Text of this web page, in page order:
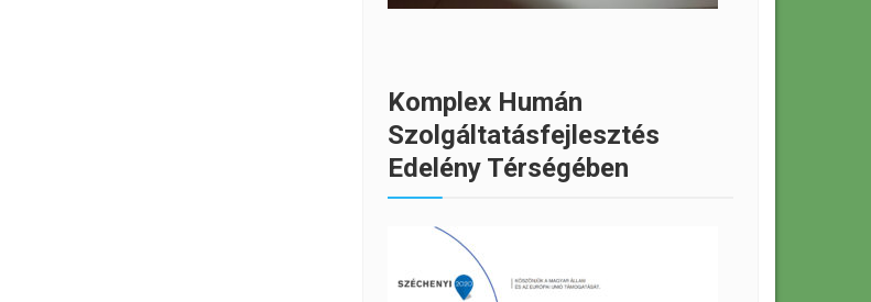
Komplex Humán
Szolgáltatásfejlesztés
Edelény Térségében